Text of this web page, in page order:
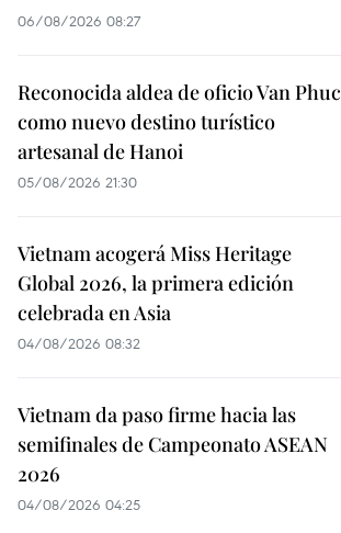
06/08/2026 08:27
Reconocida aldea de oficio Van Phuc
como nuevo destino turístico
artesanal de Hanoi
05/08/2026 21:30
Vietnam acogerá Miss Heritage
Global 2026, la primera edición
celebrada en Asia
04/08/2026 08:32
Vietnam da paso firme hacia las
semifinales de Campeonato ASEAN
2026
04/08/2026 04:25